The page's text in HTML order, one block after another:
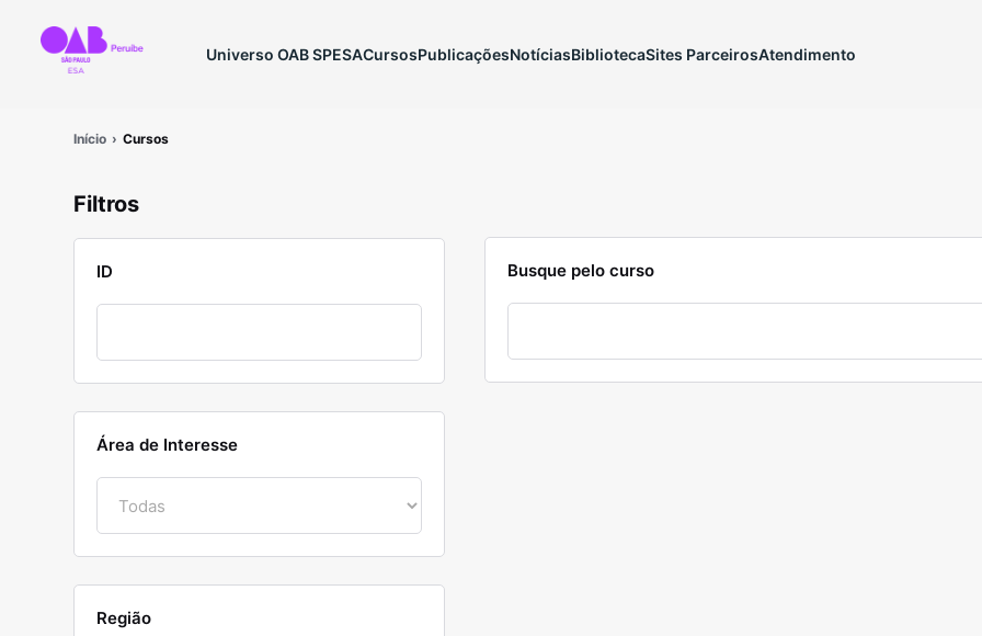
Universo OAB SPESACursosPublicaçõesNotíciasBibliotecaSites ParceirosAtendimento
Início Cursos
Filtros
ID
Área de Interesse
Região
Busque pelo curso